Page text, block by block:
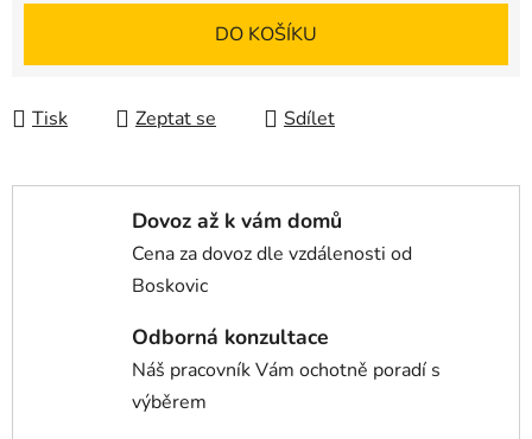
DO KOŠÍKU
Tisk Zeptat se Sdílet
Dovoz až k vám domů
Cena za dovoz dle vzdálenosti od
Boskovic
Odborná konzultace
Náš pracovník Vám ochotně poradí s
výběrem